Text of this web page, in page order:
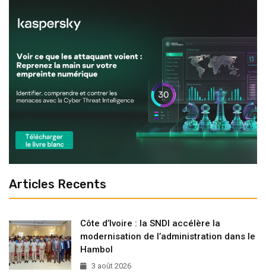
Articles Recents
Côte d’Ivoire : la SNDI accélère la
modernisation de l’administration dans le
Hambol
3 août 2026